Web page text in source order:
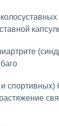
спортивных)